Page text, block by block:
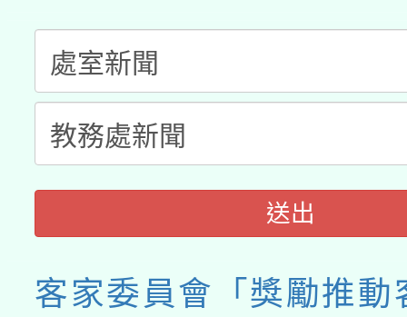
送出
客家委員會「獎勵推動